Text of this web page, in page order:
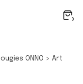
0
ONNO > Art